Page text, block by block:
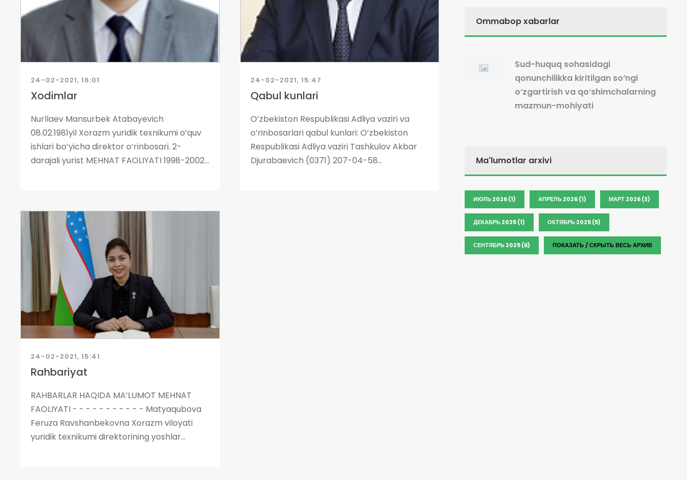
24-02-2021, 16:01
Xodimlar
Nurllaev Mansurbek Atabayevich
08.02.1981yil Xorazm yuridik texnikumi o‘quv
ishlari bo‘yicha direktor o‘rinbosari. 2-
darajali yurist MEHNAT FAOLIYATI 1998-2002...
24-02-2021, 15:47
Qabul kunlari
O’zbekiston Respublikasi Adliya vaziri va
o’rinbosarlari qabul kunlari: O’zbekiston
Respublikasi Adliya vaziri Tashkulov Akbar
Djurabaevich (0371) 207-04-58...
24-02-2021, 15:41
Rahbariyat
RAHBARLAR HAQIDA MA’LUMOT MEHNAT
FAOLIYATI - - - - - - - - - - - Matyaqubova
Feruza Ravshanbekovna Xorazm viloyati
yuridik texnikumi direktorining yoshlar...
Ommabop xabarlar
Sud-huquq sohasidagi
qonunchilikka kiritilgan so‘ngi
o‘zgartirish va qo‘shimchalarning
mazmun-mohiyati
Ma'lumotlar arxivi
ИЮЛЬ 2026 (1) АПРЕЛЬ 2026 (1) МАРТ 2026 (3)
ДЕКАБРЬ 2025 (1) ОКТЯБРЬ 2025 (5)
СЕНТЯБРЬ 2025 (6) ПОКАЗАТЬ / СКРЫТЬ ВЕСЬ АРХИВ